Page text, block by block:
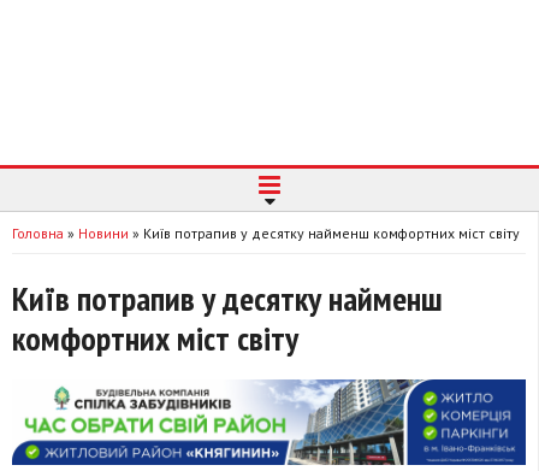
Головна » Новини » Київ потрапив у десятку найменш комфортних міст світу
Київ потрапив у десятку найменш
комфортних міст світу